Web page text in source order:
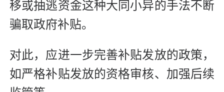
移或抽逃资金这种大同小异的手法不断
骗取政府补贴。
对此，应进一步完善补贴发放的政策，
如严格补贴发放的资格审核、加强后续